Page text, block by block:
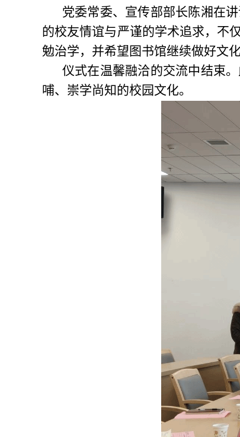
党委常委、宣传部部长陈湘在
的校友情谊与严谨的学术追求，不
勉治学，并希望图书馆继续做好文
仪式在温馨融洽的交流中结束
哺、崇学尚知的校园文化。